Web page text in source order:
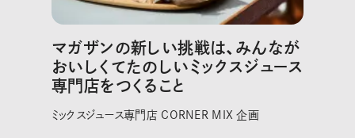
マガザンの新しい挑戦は、みんなが
おいしくてたのしいミックスジュース
専門店をつくること
ミックスジュース専門店 CORNER MIX 企画